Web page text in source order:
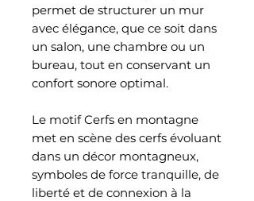
permet de structurer un mur
avec élégance, que ce soit dans
un salon, une chambre ou un
bureau, tout en conservant un
confort sonore optimal.
Le motif Cerfs en montagne
met en scène des cerfs évoluant
dans un décor montagneux,
symboles de force tranquille, de
liberté et de connexion à la